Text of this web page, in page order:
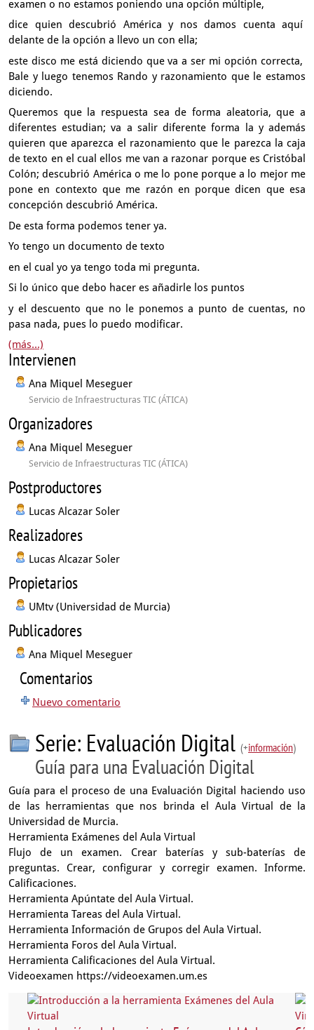
examen o no estamos poniendo una opción múltiple,
dice quien descubrió América y nos damos cuenta aquí
delante de la opción a llevo un con ella;
este disco me está diciendo que va a ser mi opción correcta,
Bale y luego tenemos Rando y razonamiento que le estamos
diciendo.
Queremos que la respuesta sea de forma aleatoria,que a
diferentes estudian; va a salir diferente forma
la y además
quieren que aparezca el razonamiento que le parezca la caja
de texto en el cual ellos me van a razonar porque es Cristóbal
Colón; descubrió América o me lo pone porque a lo mejor me
pone en contexto que me razón en porque dicen que esa
concepción descubrió América.
De esta forma podemos tener ya.
Yo tengo un documento de texto
en el cual yo ya tengo toda mi pregunta.
Si lo único que debo hacer es añadirle los puntos
y el descuento que no le ponemos a punto de cuentas, no
pasa nada, pues lo puedo modificar.
(más...)
Intervienen
Ana Miquel Meseguer
Servicio de Infraestructuras TIC (ÁTICA)
Organizadores
Ana Miquel Meseguer
Servicio de Infraestructuras TIC (ÁTICA)
Postproductores
Lucas Alcazar Soler
Realizadores
Lucas Alcazar Soler
Propietarios
UMtv (Universidad de Murcia)
Publicadores
Ana Miquel Meseguer
Comentarios
Nuevo comentario
Serie: Evaluación Digital (+información)
Guía para una Evaluación Digital
Guía para el proceso de una Evaluación Digital haciendo uso
de las herramientas que nos brinda el Aula Virtual de la
Universidad de Murcia.
Herramienta Exámenes del Aula Virtual
Flujo de un examen. Crear baterías y sub-baterías de
preguntas. Crear, configurar y corregir examen. Informe.
Calificaciones.
Herramienta Apúntate del Aula Virtual.
Herramienta Tareas del Aula Virtual.
Herramienta Información de Grupos del Aula Virtual.
Herramienta Foros del Aula Virtual.
Herramienta Calificaciones del Aula Virtual.
Videoexamen https://videoexamen.um.es